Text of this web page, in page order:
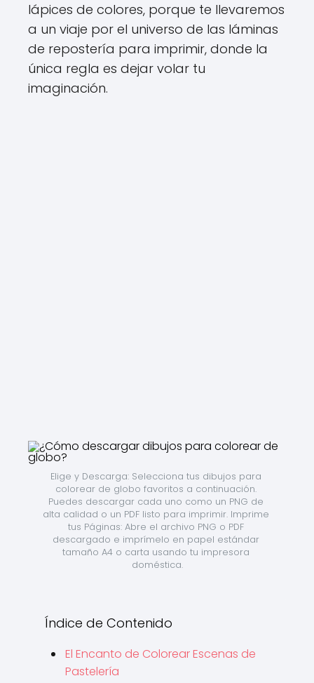
lápices de colores, porque te llevaremos
a un viaje por el universo de las láminas
de repostería para imprimir, donde la
única regla es dejar volar tu
imaginación.
Elige y Descarga: Selecciona tus dibujos para
colorear de globo favoritos a continuación.
Puedes descargar cada uno como un PNG de
alta calidad o un PDF listo para imprimir. Imprime
tus Páginas: Abre el archivo PNG o PDF
descargado e imprímelo en papel estándar
tamaño A4 o carta usando tu impresora
doméstica.
Índice de Contenido
El Encanto de Colorear Escenas de
Pastelería